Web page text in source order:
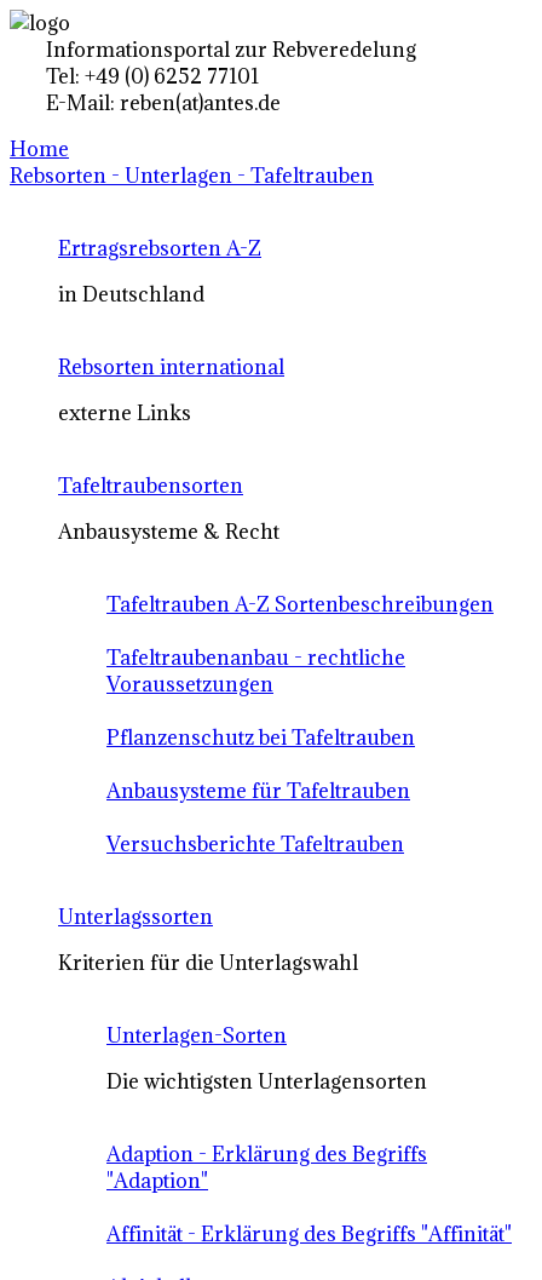
Informationsportal zur Rebveredelung
Tel: +49 (0) 6252 77101
E-Mail: reben(at)antes.de
Home
Rebsorten - Unterlagen - Tafeltrauben
Ertragsrebsorten A-Z
in Deutschland
Rebsorten international
externe Links
Tafeltraubensorten
Anbausysteme & Recht
Tafeltrauben A-Z Sortenbeschreibungen
Tafeltraubenanbau - rechtliche
Voraussetzungen
Pflanzenschutz bei Tafeltrauben
Anbausysteme für Tafeltrauben
Versuchsberichte Tafeltrauben
Unterlagssorten
Kriterien für die Unterlagswahl
Unterlagen-Sorten
Die wichtigsten Unterlagensorten
Adaption - Erklärung des Begriffs
"Adaption"
Affinität - Erklärung des Begriffs "Affinität"